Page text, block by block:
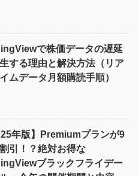
で株価データの遅延
する理由と解決方法（リア
ムデータ月額購読手順）
年版】Premiumプランが9
引！？絶対お得な
ブラックフライデー